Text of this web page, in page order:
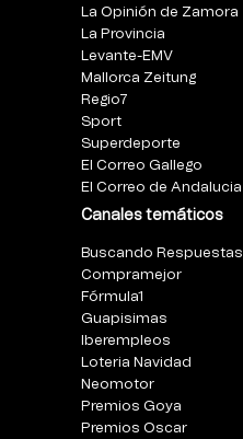
La Opinión de Zamora
La Provincia
Levante-EMV
Mallorca Zeitung
Regio7
Sport
Superdeporte
El Correo Gallego
El Correo de Andalucia
Canales temáticos
Buscando Respuestas
Compramejor
Fórmula1
Guapisimas
Iberempleos
Loteria Navidad
Neomotor
Premios Goya
Premios Oscar